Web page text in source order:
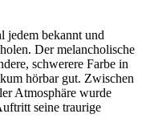
jedem bekannt und
Der melancholische
schwerere Farbe in
hörbar gut. Zwischen
Atmosphäre wurde
seine traurige